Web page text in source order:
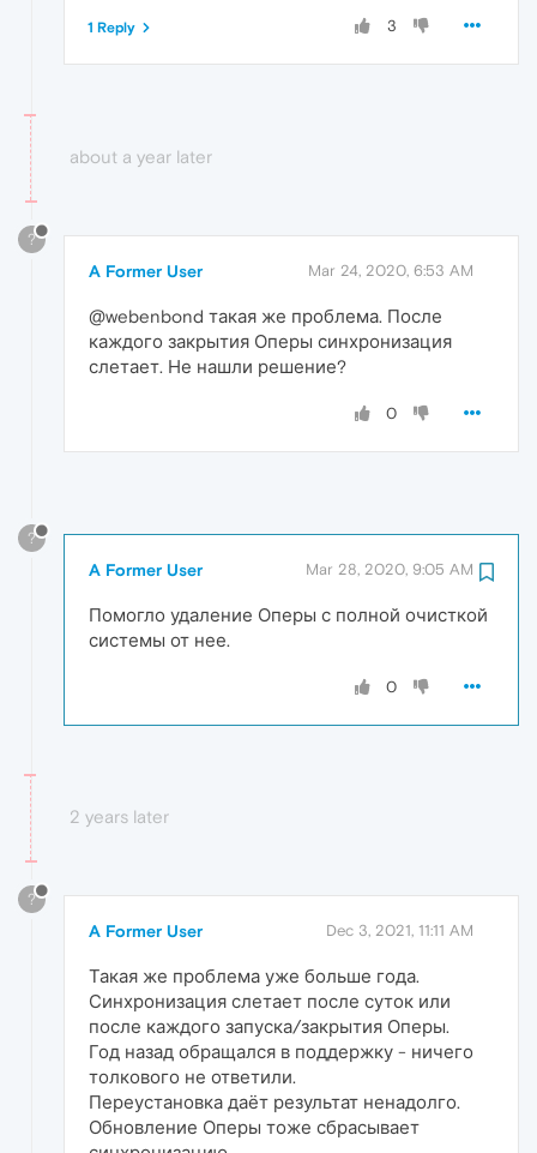
3
1 Reply
about a year later
?
A Former User Mar 24, 2020, 6:53 AM
@webenbond такая же проблема. После
каждого закрытия Оперы синхронизация
слетает. Не нашли решение?
0
?
A Former User Mar 28, 2020, 9:05 AM
Помогло удаление Оперы с полной очисткой
системы от нее.
0
2 years later
?
A Former User Dec 3, 2021, 11:11 AM
Такая же проблема уже больше года.
Синхронизация слетает после суток или
после каждого запуска/закрытия Оперы.
Год назад обращался в поддержку - ничего
толкового не ответили.
Переустановка даёт результат ненадолго.
Обновление Оперы тоже сбрасывает